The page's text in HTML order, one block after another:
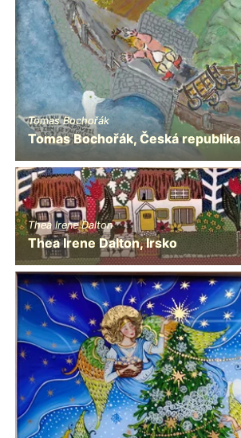
Tomas Bochořák
Tomas Bochořák, Česká republika
Thea Irene Dalton
Thea Irene Dalton, Irsko